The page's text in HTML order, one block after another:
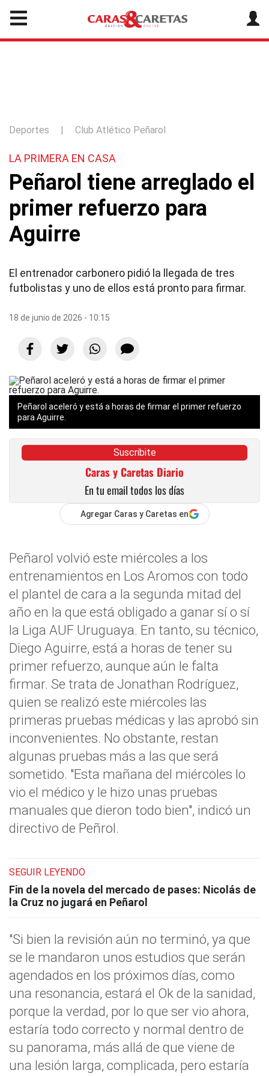
Deportes | Club Atlético Peñarol
LA PRIMERA EN CASA
Peñarol tiene arreglado el
primer refuerzo para
Aguirre
El entrenador carbonero pidió la llegada de tres
futbolistas y uno de ellos está pronto para firmar.
18 de junio de 2026 - 10:15
Peñarol aceleró y está a horas de firmar el primer refuerzo
para Aguirre.
Suscribite
Caras y Caretas Diario
En tu email todos los días
Agregar Caras y Caretas en
Peñarol volvió este miércoles a los
entrenamientos en Los Aromos con todo
el plantel de cara a la segunda mitad del
año en la que está obligado a ganar sí o sí
la Liga AUF Uruguaya. En tanto, su técnico,
Diego Aguirre, está a horas de tener su
primer refuerzo, aunque aún le falta
firmar. Se trata de Jonathan Rodríguez,
quien se realizó este miércoles las
primeras pruebas médicas y las aprobó sin
inconvenientes. No obstante, restan
algunas pruebas más a las que será
sometido. "Esta mañana del miércoles lo
vio el médico y le hizo unas pruebas
manuales que dieron todo bien", indicó un
directivo de Peñrol.
SEGUIR LEYENDO
Fin de la novela del mercado de pases: Nicolás de
la Cruz no jugará en Peñarol
"Si bien la revisión aún no terminó, ya que
se le mandaron unos estudios que serán
agendados en los próximos días, como
una resonancia, estará el Ok de la sanidad,
porque la verdad, por lo que ser vio ahora,
estaría todo correcto y normal dentro de
su panorama, más allá de que viene de
una lesión larga, complicada, pero estaría